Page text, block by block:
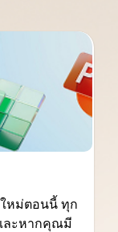
หม่ตอนนี้ ทุก
ละหากคุณมี